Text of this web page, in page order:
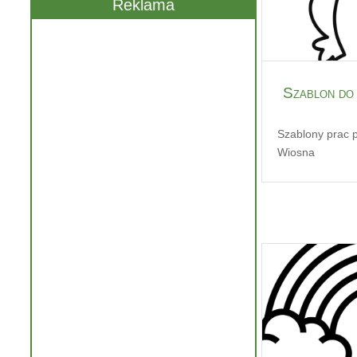
Reklama
Szablon
Szablony prac
Wiosna